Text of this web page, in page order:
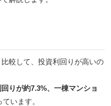
較して、投資利回りが高いの
りが約7.3%、一棟マンショ
ています。